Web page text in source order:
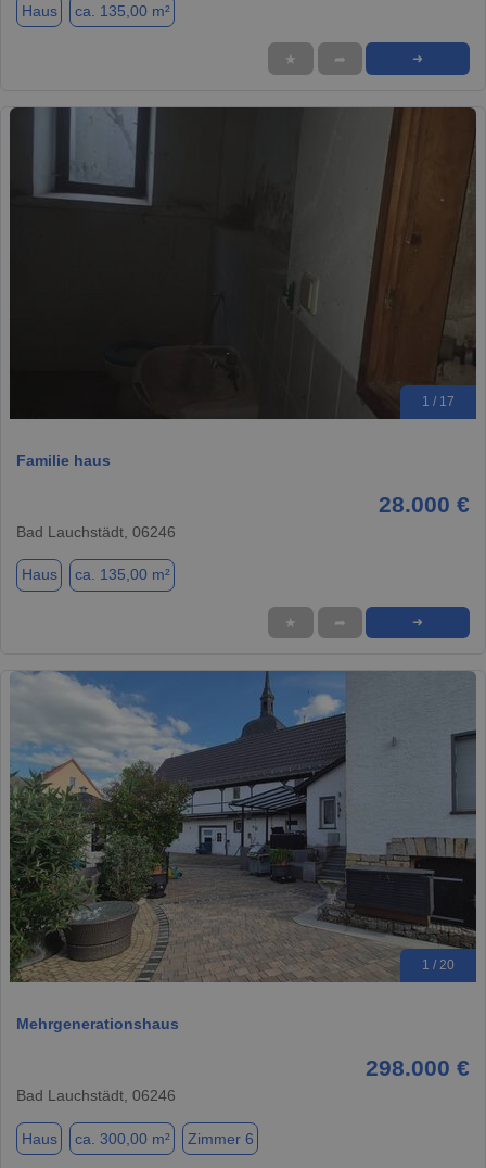
Haus ca. 135,00 m²
★ ➦ ➜
1 / 17
Familie haus
28.000 €
Bad Lauchstädt, 06246
Haus ca. 135,00 m²
★ ➦ ➜
1 / 20
Mehrgenerationshaus
298.000 €
Bad Lauchstädt, 06246
Haus ca. 300,00 m² Zimmer 6